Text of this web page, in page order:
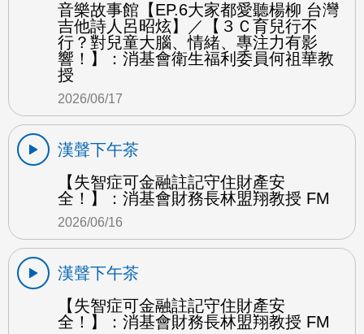
音樂故事館【EP.6大家都愛聽楊柳 台灣
吉他詩人呂昭炫】／【３Ｃ育兒行不
行？對兒童大腦、情緒、專注力有影
響！】：消基會衛生福利委員何祖華教
授
2026/06/17
漢聲下午茶
【失智症可金融註記守住財產安
全！】：消基會財務長林盟翔教授 FM
2026/06/16
漢聲下午茶
【失智症可金融註記守住財產安
全！】：消基會財務長林盟翔教授 FM